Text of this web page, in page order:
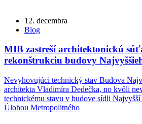
12. decembra
Blog
MIB zastreší architektonickú
rekonštrukciu budovy
Nevyhovujúci technický stav Budova
architekta Vladimíra Dedečka, no kvôli
technickému stavu v budove sídli
Úlohou Metropolitného